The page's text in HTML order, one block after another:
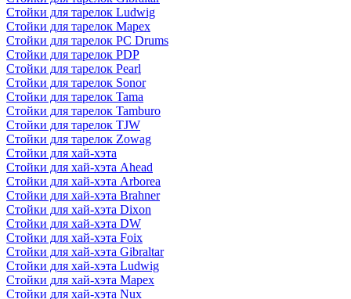
Стойки для тарелок Ludwig
Стойки для тарелок Mapex
Стойки для тарелок PC Drums
Стойки для тарелок PDP
Стойки для тарелок Pearl
Стойки для тарелок Sonor
Стойки для тарелок Tama
Стойки для тарелок Tamburo
Стойки для тарелок TJW
Стойки для тарелок Zowag
Стойки для хай-хэта
Стойки для хай-хэта Ahead
Стойки для хай-хэта Arborea
Стойки для хай-хэта Brahner
Стойки для хай-хэта Dixon
Стойки для хай-хэта DW
Стойки для хай-хэта Foix
Стойки для хай-хэта Gibraltar
Стойки для хай-хэта Ludwig
Стойки для хай-хэта Mapex
Стойки для хай-хэта Nux